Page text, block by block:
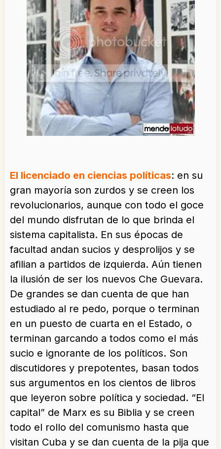
El licenciado en ciencias políticas: en su
gran mayoría son zurdos y se creen los
revolucionarios, aunque con todo el goce
del mundo disfrutan de lo que brinda el
sistema capitalista. En sus épocas de
facultad andan sucios y desprolijos y se
afilian a partidos de izquierda. Aún tienen
la ilusión de ser los nuevos Che Guevara.
De grandes se dan cuenta de que han
estudiado al re pedo, porque o terminan
en un puesto de cuarta en el Estado, o
terminan garcando a todos como el más
sucio e ignorante de los políticos. Son
discutidores y prepotentes, basan todos
sus argumentos en los cientos de libros
que leyeron sobre política y sociedad. “El
capital” de Marx es su Biblia y se creen
todo el rollo del comunismo hasta que
visitan Cuba y se dan cuenta de la pija que